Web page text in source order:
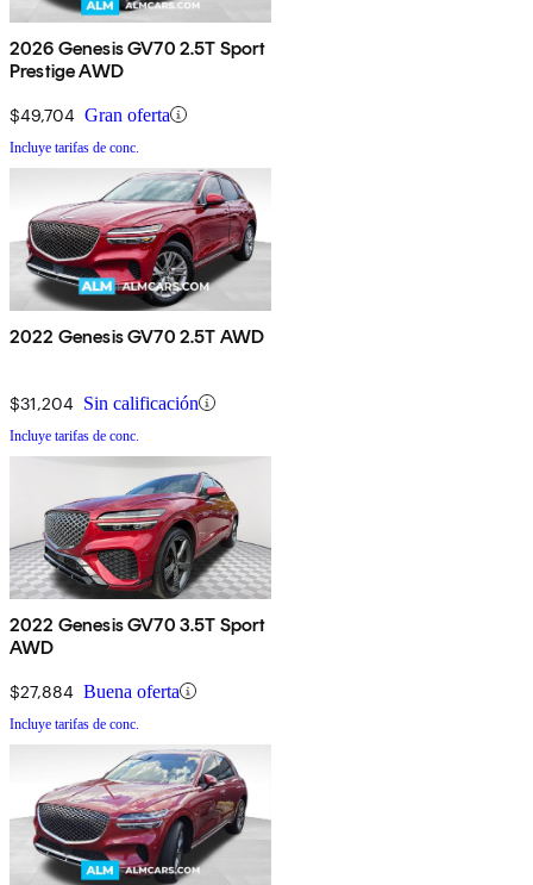
2026 Genesis GV70 2.5T Sport
Prestige AWD
$49,704 Gran oferta
Incluye tarifas de conc.
2022 Genesis GV70 2.5T AWD
$31,204 Sin calificación
Incluye tarifas de conc.
2022 Genesis GV70 3.5T Sport
AWD
$27,884 Buena oferta
Incluye tarifas de conc.